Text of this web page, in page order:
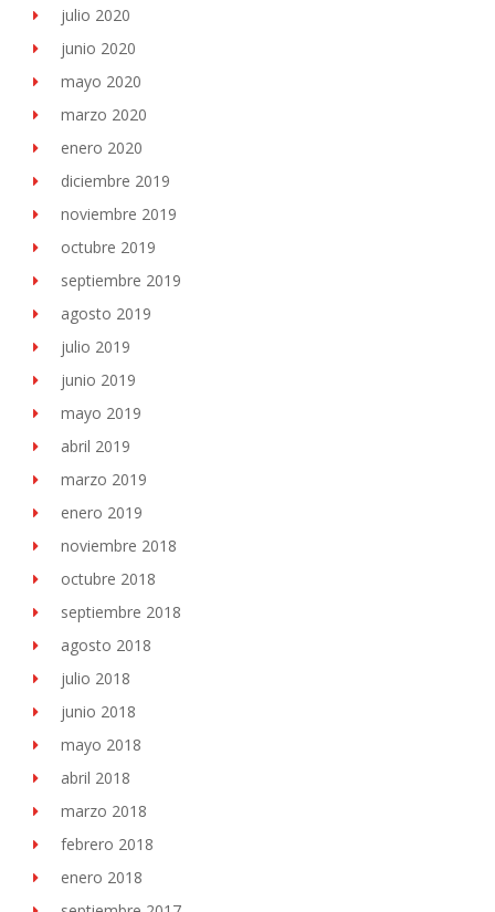
julio 2020
junio 2020
mayo 2020
marzo 2020
enero 2020
diciembre 2019
noviembre 2019
octubre 2019
septiembre 2019
agosto 2019
julio 2019
junio 2019
mayo 2019
abril 2019
marzo 2019
enero 2019
noviembre 2018
octubre 2018
septiembre 2018
agosto 2018
julio 2018
junio 2018
mayo 2018
abril 2018
marzo 2018
febrero 2018
enero 2018